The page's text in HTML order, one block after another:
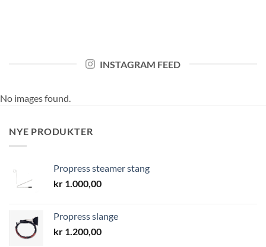
INSTAGRAM FEED
No images found.
NYE PRODUKTER
Propress steamer stang
kr 1.000,00
Propress slange
kr 1.200,00